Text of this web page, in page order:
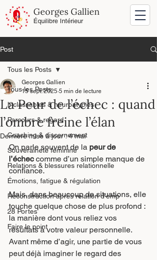
Georges Gallien
Équilibre Intérieur
Post
Tous les Posts
Inclassables & neuroatypies
Parcours & regard
Coaching & discernement
Souveraineté féminine
Relations & blessures relationnelle
Émotions, fatigue & régulation
Reconstruction après relation d’emp
28 Portes
Faire le point
Tous les Posts
La Peur de l’échec : quand
l’ombre freine l’élan
Georges Gallien
15 sept. 2025 5 min de lecture
Dernière mise à jour :4 mai
On parle souvent de la peur de
l’échec comme d’un simple manque de
confiance.
Mais, dans beaucoup de situations, elle
touche quelque chose de plus profond :
la manière dont vous reliez vos
résultats à votre valeur personnelle.
Avant même d’agir, une partie de vous
peut déjà imaginer le regard des